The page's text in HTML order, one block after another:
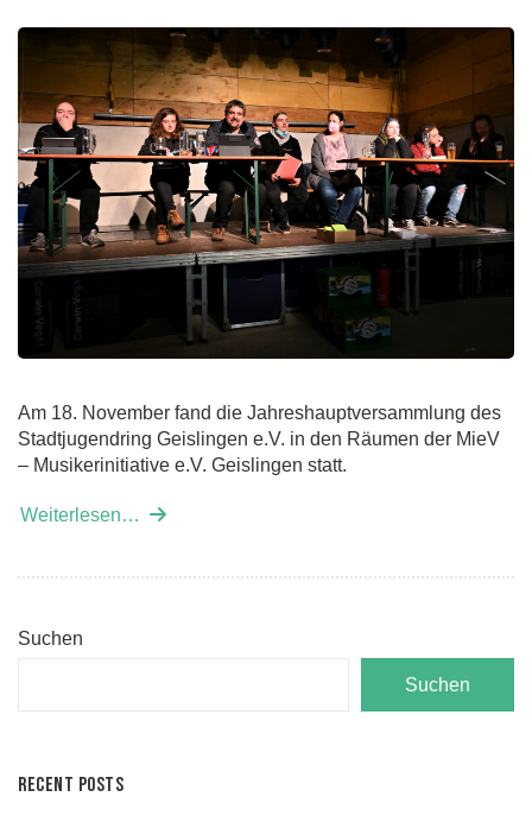
Am 18. November fand die Jahreshauptversammlung des
Stadtjugendring Geislingen e.V. in den Räumen der MieV
– Musikerinitiative e.V. Geislingen statt.
Weiterlesen…
Suchen
Suchen
Recent Posts